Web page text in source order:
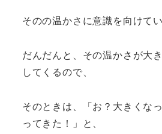
そのの温かさに意識を向けてい
だんだんと、その温かさが大
してくるので、
そのときは、「お？大きくな
ってきた！」と、